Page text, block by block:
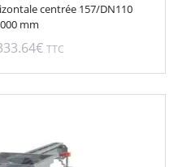
centrée 157/DN110
mm
€ TTC